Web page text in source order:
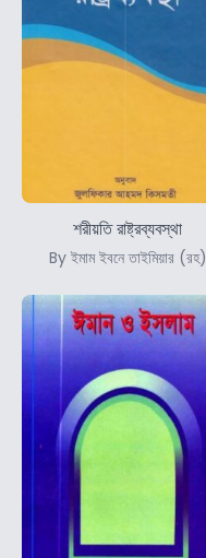
শরীয়তি রাষ্ট্রব্যবস্থা
By ইমাম ইবনে তাইমিয়ার (রহ)